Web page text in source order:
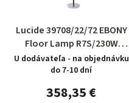
Lucide 39708/22/72 EBONY
Floor Lamp R7S/230W
Reading G9/33W H186cm
U dodávateľa - na objednávku
do 7-10 dní
358,35 €